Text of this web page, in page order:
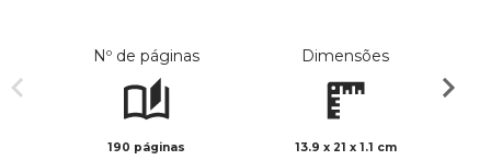
Nº de páginas
190 páginas
Dimensões
13.9 x 21 x 1.1 cm